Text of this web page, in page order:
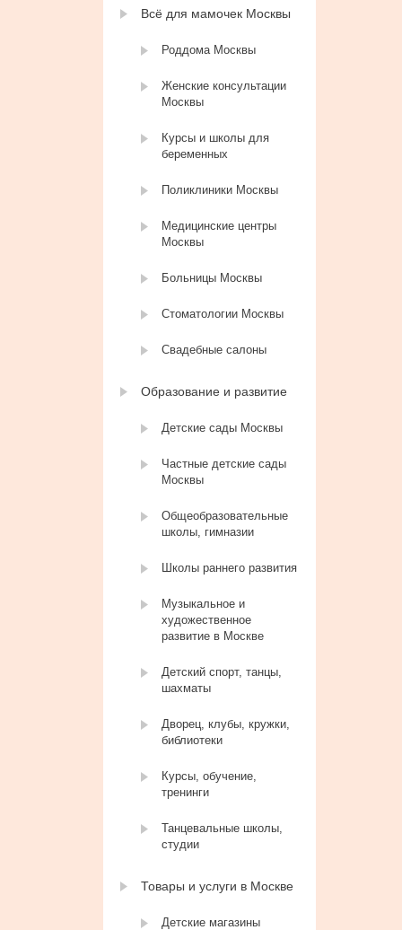
Всё для мамочек Москвы
Роддома Москвы
Женские консультации
Москвы
Курсы и школы для
беременных
Поликлиники Москвы
Медицинские центры
Москвы
Больницы Москвы
Стоматологии Москвы
Свадебные салоны
Образование и развитие
Детские сады Москвы
Частные детские сады
Москвы
Общеобразовательные
школы, гимназии
Школы раннего развития
Музыкальное и
художественное
развитие в Москве
Детский спорт, танцы,
шахматы
Дворец, клубы, кружки,
библиотеки
Курсы, обучение,
тренинги
Танцевальные школы,
студии
Товары и услуги в Москве
Детские магазины